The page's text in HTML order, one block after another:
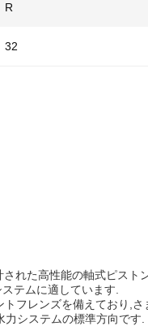
R
32
れた高性能の軸式ピスト
テムに適しています.
フレンズを備えており,さ
システムの標準方向です.